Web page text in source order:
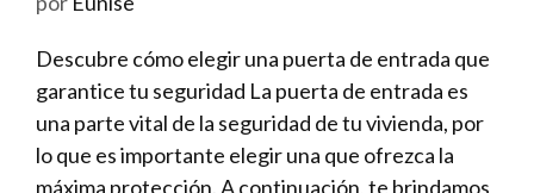
Descubre cómo elegir una ‍puerta de ⁣entrada que
garantice tu‌ seguridad La puerta de ​entrada es
una parte vital de la seguridad de tu vivienda, por
lo que es importante⁤ elegir una que ofrezca la
máxima protección. A continuación, te brindamos